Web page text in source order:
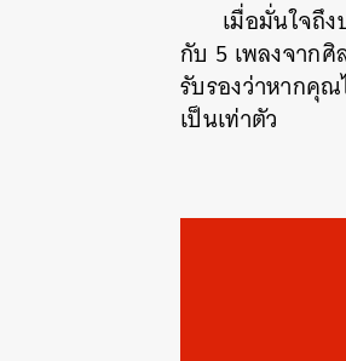
เมื่อมั่นใจถึ
กับ 5 เพลงจาก
รับรองว่าหากคุ
เป็นเท่าตัว